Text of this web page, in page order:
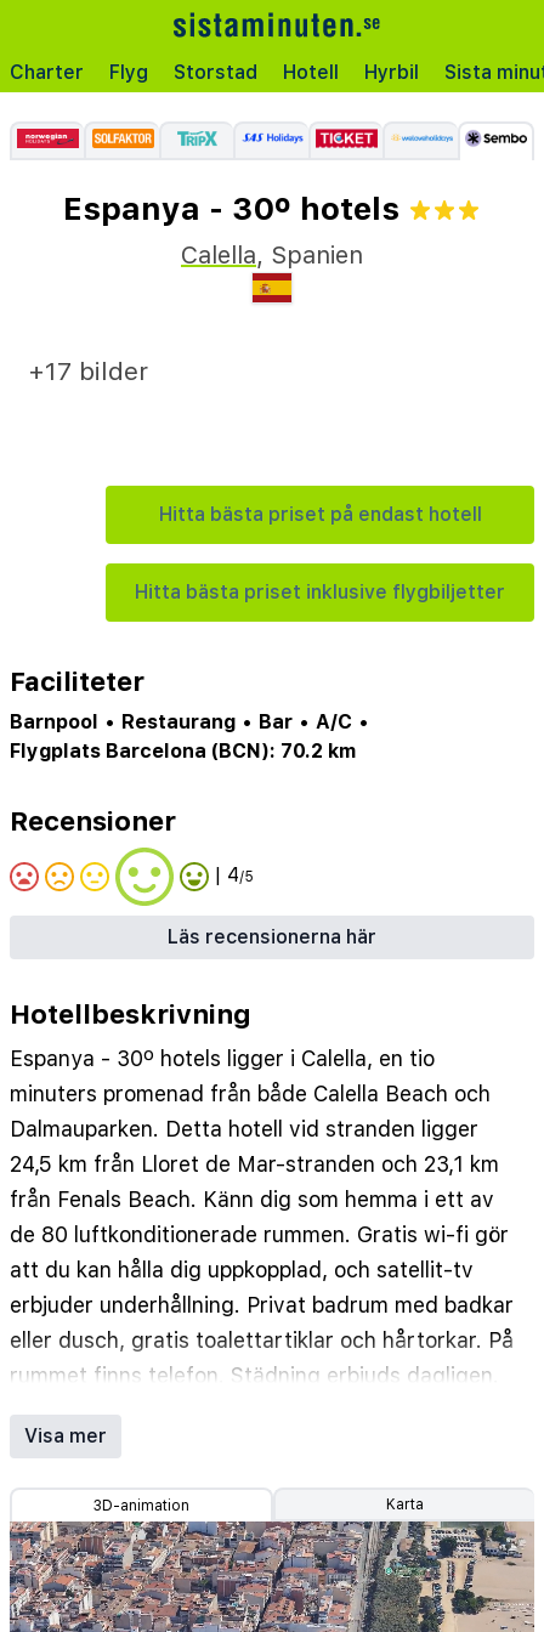
Charter Flyg Storstad Hotell Hyrbil Sista
Espanya - 30º hotels
Calella, Spanien
Hitta bästa priset på endast hotell
Hitta bästa priset inklusive flygbiljetter
+17 bilder
Faciliteter
Barnpool • Restaurang • Bar • A/C •
Flygplats Barcelona (BCN): 70.2 km
Recensioner
| 4/5
Läs recensionerna här
Hotellbeskrivning
Espanya - 30º hotels ligger i Calella, en tio
minuters promenad från både Calella Beach och
Dalmauparken. Detta hotell vid stranden ligger
24,5 km från Lloret de Mar-stranden och 23,1 km
från Fenals Beach. Känn dig som hemma i ett av
de 80 luftkonditionerade rummen. Gratis wi-fi gör
att du kan hålla dig uppkopplad, och satellit-tv
erbjuder underhållning. Privat badrum med badkar
eller dusch, gratis toalettartiklar och hårtorkar. På
rummet finns telefon. Städning erbjuds dagligen.
Avstånd avrundas till närmsta decimal.
Dalmauparken - 0,4 km
Dalmau Park Air-Raid Shelter Museum - 0,6 km
St. Jaume-sjukhuset - 0,6 km
Platja Garbi - 0,6 km
Museu del Turisme - 0,6 km
Visa mer
3D-animation Karta